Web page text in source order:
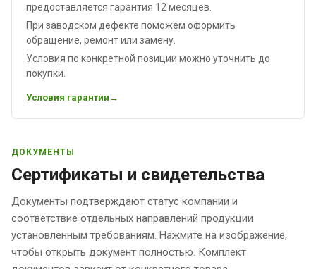
предоставляется гарантия 12 месяцев.
При заводском дефекте поможем оформить
обращение, ремонт или замену.
Условия по конкретной позиции можно уточнить до
покупки.
Условия гарантии
ДОКУМЕНТЫ
Сертификаты и свидетельства
Документы подтверждают статус компании и
соответствие отдельных направлений продукции
установленным требованиям. Нажмите на изображение,
чтобы открыть документ полностью. Комплект